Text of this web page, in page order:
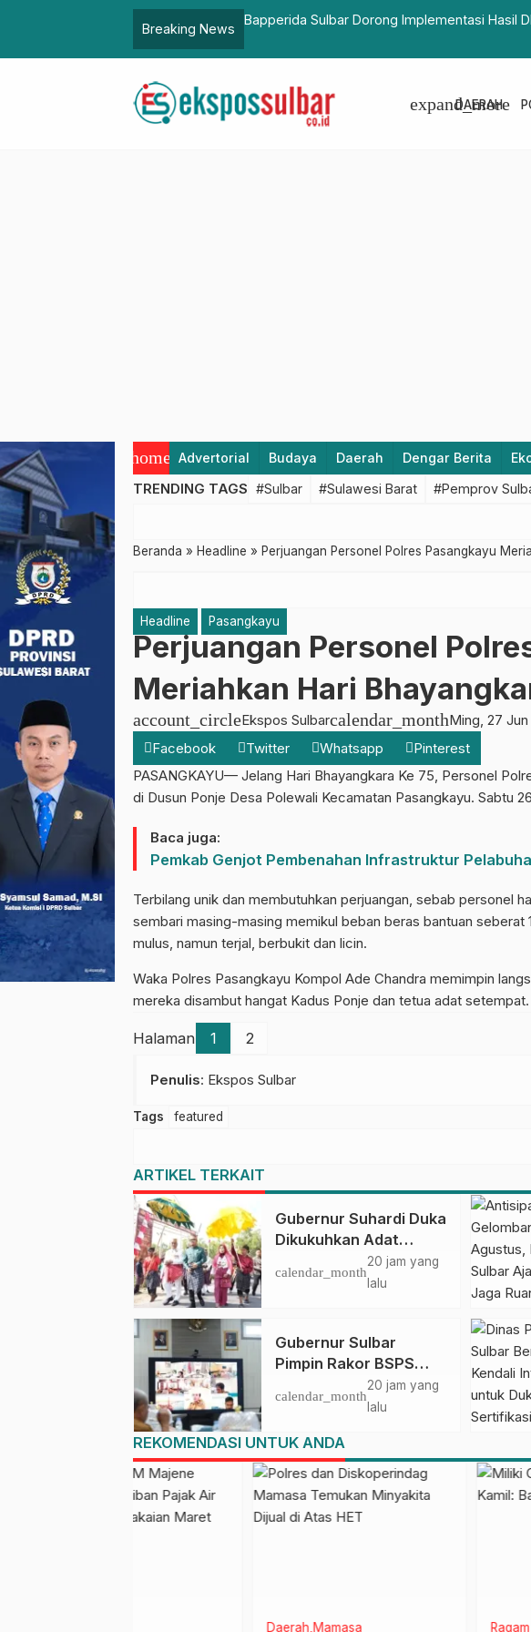
Breaking News
Bapperida Sulbar Dorong Implementasi Hasil
DAERAH
expand_more
home Advertorial Budaya Daerah Dengar Berita
TRENDING TAGS #Sulbar #Sulawesi Barat #Pemprov
Beranda » Headline » Perjuangan Personel Polres Pasangkayu
Headline Pasangkayu
Perjuangan Personel
Meriahkan Hari
account_circleEkspos Sulbarcalendar_monthMing, 27 Jun
Facebook
Twitter Whatsapp
Pinterest
PASANGKAYU— Jelang Hari Bhayangkara Ke 75, Personel
di Dusun Ponje Desa Polewali Kecamatan Pasangkayu. Sabtu
Baca juga:
Pemkab Genjot Pembenahan Infrastruktur
Terbilang unik dan membutuhkan perjuangan, sebab personel
sembari masing-masing memikul beban beras bantuan seberat
mulus, namun terjal, berbukit dan licin.
Waka Polres Pasangkayu Kompol Ade Chandra memimpin
mereka disambut hangat Kadus Ponje dan tetua adat setempat.
Halaman 1 2
Penulis: Ekspos Sulbar
Tags featured
ARTIKEL TERKAIT
Gubernur Suhardi Duka
Dikukuhkan Adat
Balanipa, Raih Gelar
Sulo Tappidena
calendar_month
20 jam yang
lalu
Gubernur Sulbar
Pimpin Rakor BSPS
2026: Mamuju dan
Pasangkayu Masih Nol
5.250 Unit
calendar_month
20 jam yang
lalu
REKOMENDASI UNTUK ANDA